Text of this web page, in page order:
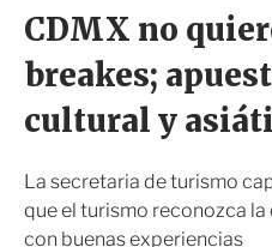
CDMX no
breakes;
cultural y
La secretaria de turismo
que el turismo reconozca
con buenas experiencias